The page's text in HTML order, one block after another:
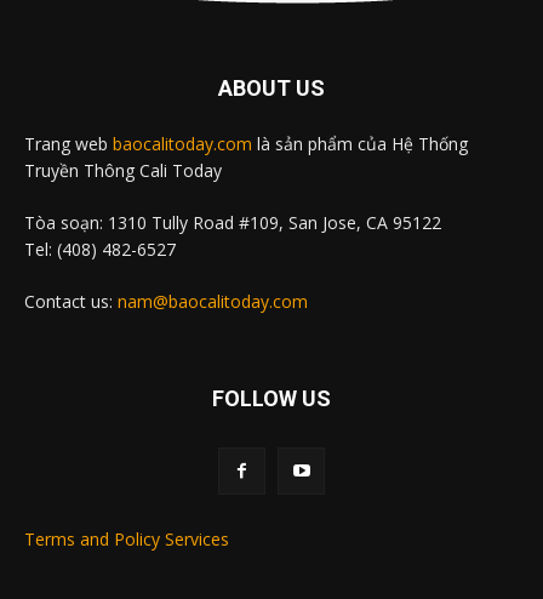
ABOUT US
Trang web baocalitoday.com là sản phẩm của Hệ Thống
Truyền Thông Cali Today
Tòa soạn: 1310 Tully Road #109, San Jose, CA 95122
Tel: (408) 482-6527
Contact us: nam@baocalitoday.com
FOLLOW US
Terms and Policy Services